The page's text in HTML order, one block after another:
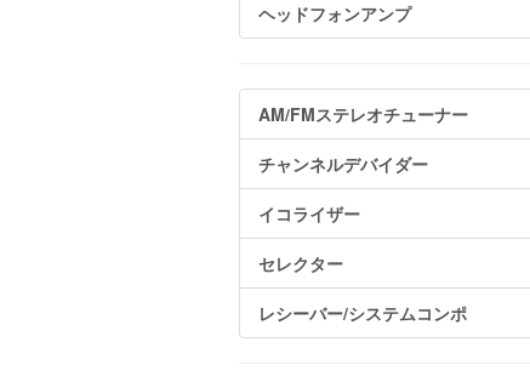
ヘッドフォンアンプ
AM/FMステレオチューナー
チャンネルデバイダー
イコライザー
セレクター
レシーバー/システムコンポ